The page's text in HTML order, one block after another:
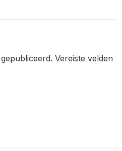
Vereiste velden